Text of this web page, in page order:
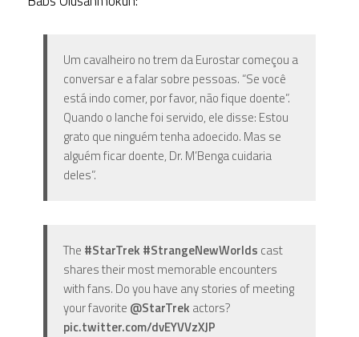
Um cavalheiro no trem da Eurostar começou a
conversar e a falar sobre pessoas. “Se você
está indo comer, por favor, não fique doente”.
Quando o lanche foi servido, ele disse: Estou
grato que ninguém tenha adoecido. Mas se
alguém ficar doente, Dr. M’Benga cuidaria
deles”.
The #StarTrek #StrangeNewWorlds cast
shares their most memorable encounters
with fans. Do you have any stories of meeting
your favorite @StarTrek actors?
pic.twitter.com/dvEYVVzXJP